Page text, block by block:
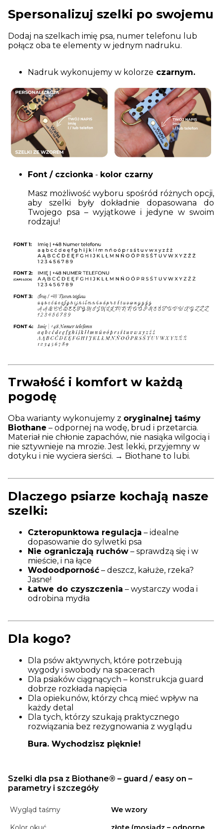
Spersonalizuj szelki po swojemu
Dodaj na szelkach imię psa, numer telefonu lub
połącz oba te elementy w jednym nadruku.
Nadruk wykonujemy w kolorze czarnym.
Font / czcionka - kolor czarny
Masz możliwość wyboru spośród różnych opcji,
aby szelki były dokładnie dopasowana do
Twojego psa – wyjątkowe i jedyne w swoim
rodzaju!
Trwałość i komfort w każdą
pogodę
Oba warianty wykonujemy z oryginalnej taśmy
Biothane – odpornej na wodę, brud i przetarcia.
Materiał nie chłonie zapachów, nie nasiąka wilgocią i
nie sztywnieje na mrozie. Jest lekki, przyjemny w
dotyku i nie wyciera sierści. → Biothane to lubi.
Dlaczego psiarze kochają nasze
szelki:
Czteropunktowa regulacja – idealne
dopasowanie do sylwetki psa
Nie ograniczają ruchów – sprawdzą się i w
mieście, i na łące
Wodoodporność – deszcz, kałuże, rzeka?
Jasne!
Łatwe do czyszczenia – wystarczy woda i
odrobina mydła
Dla kogo?
Dla psów aktywnych, które potrzebują
wygody i swobody na spacerach
Dla psiaków ciągnących – konstrukcja guard
dobrze rozkłada napięcia
Dla opiekunów, którzy chcą mieć wpływ na
każdy detal
Dla tych, którzy szukają praktycznego
rozwiązania bez rezygnowania z wyglądu
Bura. Wychodzisz pięknie!
Szelki dla psa z Biothane® – guard / easy on –
parametry i szczegóły
Wygląd taśmy
We wzory